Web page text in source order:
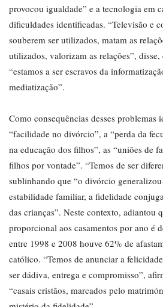
provocou igualdade” e a tecnologia em
dificuldades identificadas. “Televisão e
souberem ser utilizados, matam as
utilizados, valorizam as relações”,
“estamos a ser escravos da
mediatização”.
Como consequências desses problemas
“facilidade no divórcio”, a “perda da
na educação dos filhos”, as “uniões de
filhos por vontade”. “Temos de ser
sublinhando que “o divórcio
estabilidade familiar, a fidelidade
das crianças”. Neste contexto, adiantou
proporcional aos casamentos por ano é
entre 1998 e 2008 houve 62% de
católico. “Temos de anunciar a
ser dádiva, entrega e compromisso”,
“casais cristãos, marcados pelo